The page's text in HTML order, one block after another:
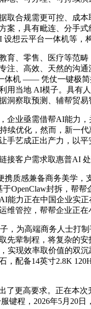
合规需更可控、成本
案，具有毗连、分手
想云平台一体机等，
、零售、医疗等范畴
注、高效、天然的沟
体机 —— 凭仗一键极
用当地 AI模子。具有
洞察取预测、辅帮贸
业亟需借帮AI能力，
续优化，然而，新一
手艺成正出产力，以平
客户需求取惠普AI 处
感兼备商务美学，
OpenClaw封拆，帮
能力正在中国企业实
维管控，帮帮企业正
为高端商务人士打制
先辈制程，将复杂的
实现效率取价值的双
，配备14英寸2.8K
更高要求。正在本次
键程，2026年5月20